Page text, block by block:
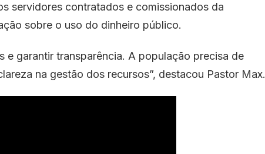
servidores contratados e comissionados da
sobre o uso do dinheiro público.
e garantir transparência. A população precisa de
na gestão dos recursos”, destacou Pastor Max.